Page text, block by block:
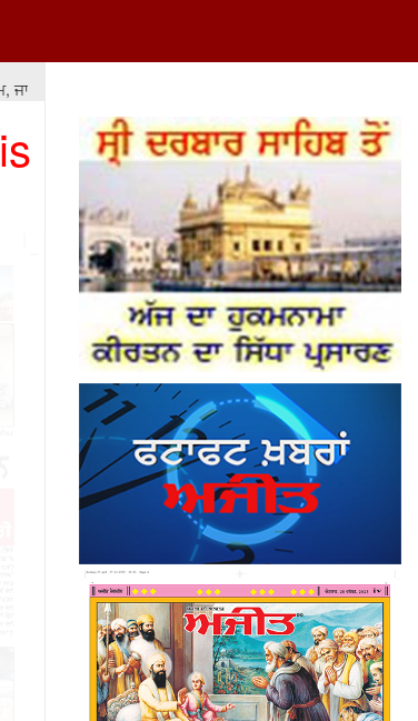
ਪਾਤ ਦੇ ਫ਼ਰਕਾਂ ਅਤੇ ਲੁੱਟ-ਖਸੁੱਟ 'ਤੇ ਆਧਾਰਿਤ ਹੋਵੇ ਤਾਂ ਇਸ ਦਾ ਨਤੀਜਾ